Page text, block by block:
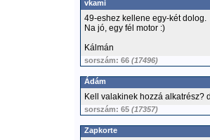
vkami
49-eshez kellene egy-két dolog.
Na jó, egy fél motor :)
Kálmán
sorszám: 66 (17496)
Ádám
Kell valakinek hozzá alkatrész?
sorszám: 65 (17357)
Zapkorte